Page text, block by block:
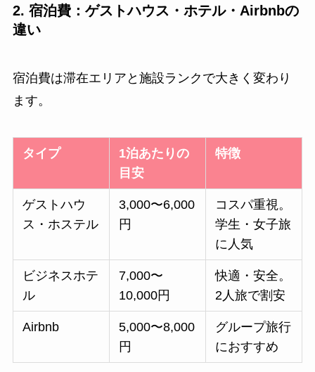
2. 宿泊費：ゲストハウス・ホテル・Airbnbの
違い
宿泊費は滞在エリアと施設ランクで大きく変わり
ます。
タイプ
1泊あたりの
目安
特徴
ゲストハウ
ス・ホステル
3,000〜6,000
円
コスパ重視。
学生・女子旅
に人気
ビジネスホテ
ル
7,000〜
10,000円
快適・安全。
2人旅で割安
Airbnb
5,000〜8,000
円
グループ旅行
におすすめ